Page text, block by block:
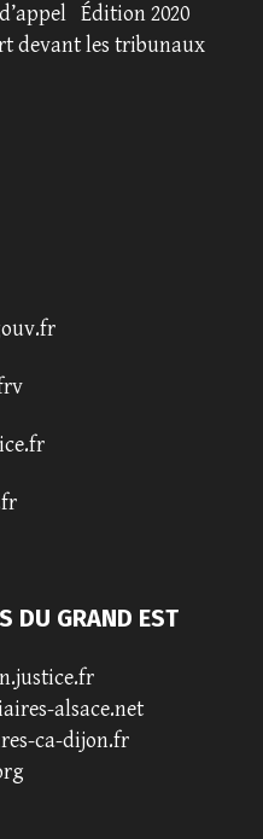
Édition 2020
devant les tribunaux
DU GRAND EST
alsace.net
ca-dijon.fr